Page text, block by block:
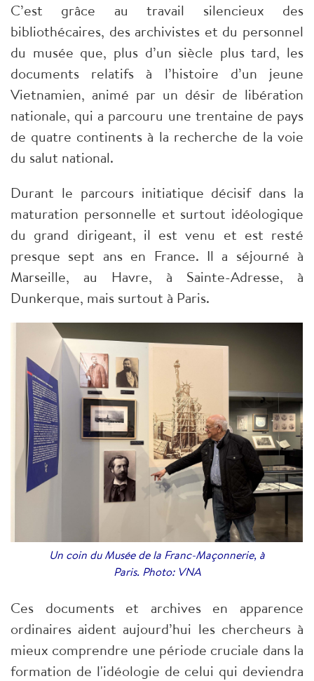
C’est grâce au travail silencieux des
bibliothécaires, des archivistes et du personnel
du musée que, plus d’un siècle plus tard, les
documents relatifs à l’histoire d’un jeune
Vietnamien, animé par un désir de libération
nationale, qui a parcouru une trentaine de pays
de quatre continents à la recherche de la voie
du salut national.
Durant le parcours initiatique décisif dans la
maturation personnelle et surtout idéologique
du grand dirigeant, il est venu et est resté
presque sept ans en France. Il a séjourné à
Marseille, au Havre, à Sainte-Adresse, à
Dunkerque, mais surtout à Paris.
Un coin du Musée de la Franc-Maçonnerie, à
Paris. Photo: VNA
Ces documents et archives en apparence
ordinaires aident aujourd’hui les chercheurs à
mieux comprendre une période cruciale dans la
formation de l'idéologie de celui qui deviendra